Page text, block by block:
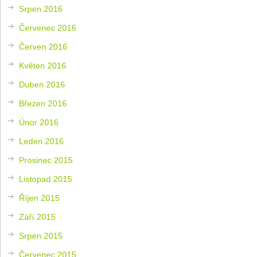
Srpen 2016
Červenec 2016
Červen 2016
Květen 2016
Duben 2016
Březen 2016
Únor 2016
Leden 2016
Prosinec 2015
Listopad 2015
Říjen 2015
Září 2015
Srpen 2015
Červenec 2015